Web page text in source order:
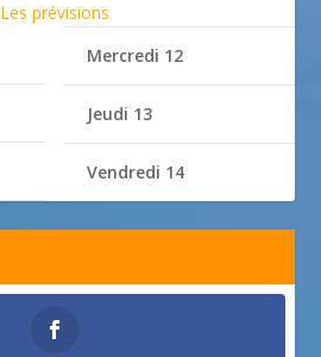
Les prévisions
Mercredi 12
Jeudi 13
Vendredi 14